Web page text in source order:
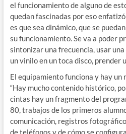
el funcionamiento de alguno de
quedan fascinadas por eso
es que sea dinámico, que se
su funcionamiento. Se va a poder
sintonizar una frecuencia, usar
un vinilo en un toca disco, prender
El equipamiento funciona y hay un
“Hay mucho contenido histórico,
cintas hay un fragmento del
80, trabajos de los primeros
comunicación, registros